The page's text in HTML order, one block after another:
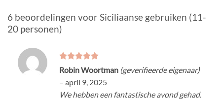
6 beoordelingen voor Siciliaanse gebruiken (11-
20 personen)
Gewaardeerd
5 uit 5
Robin Woortman (geverifieerde eigenaar)
– april 9, 2025
We hebben een fantastische avond gehad.